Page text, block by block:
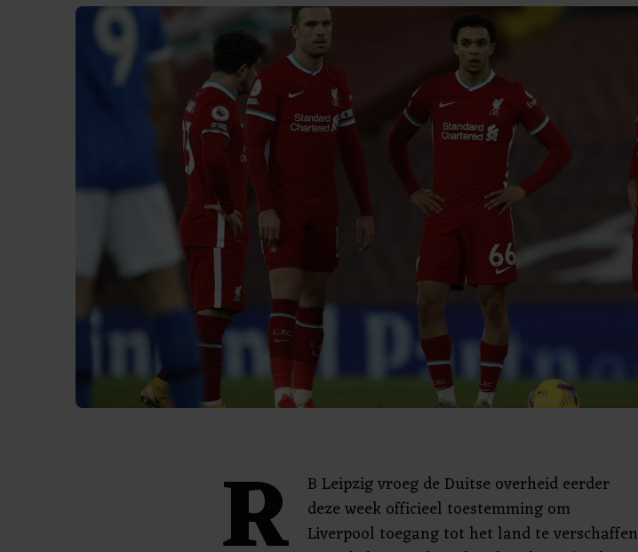
B Leipzig vroeg de Duitse overheid eerder
deze week officieel toestemming om
Liverpool toegang tot het land te verschaffen